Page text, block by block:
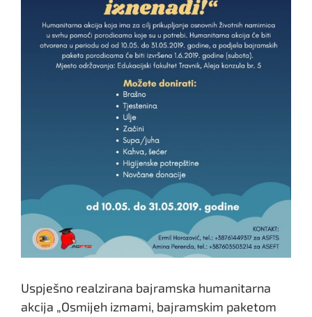
Uspješno realzirana bajramska humanitarna
akcija „Osmijeh izmami, bajramskim paketom